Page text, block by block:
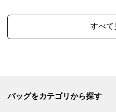
バッグをカテゴリから探す